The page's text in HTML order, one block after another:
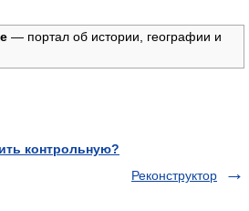
— портал об истории, географии и
контрольную?
Реконструктор